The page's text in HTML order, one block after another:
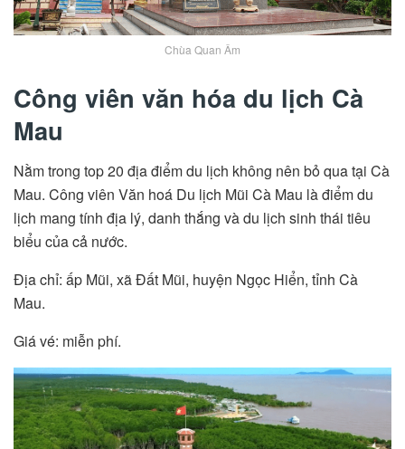
Chùa Quan Âm
Công viên văn hóa du lịch Cà
Mau
Nằm trong top 20 địa điểm du lịch không nên bỏ qua tại Cà
Mau. Công viên Văn hoá Du lịch Mũi Cà Mau là điểm du
lịch mang tính địa lý, danh thắng và du lịch sinh thái tiêu
biểu của cả nước.
Địa chỉ: ấp Mũi, xã Đất Mũi, huyện Ngọc Hiển, tỉnh Cà
Mau.
Giá vé: miễn phí.